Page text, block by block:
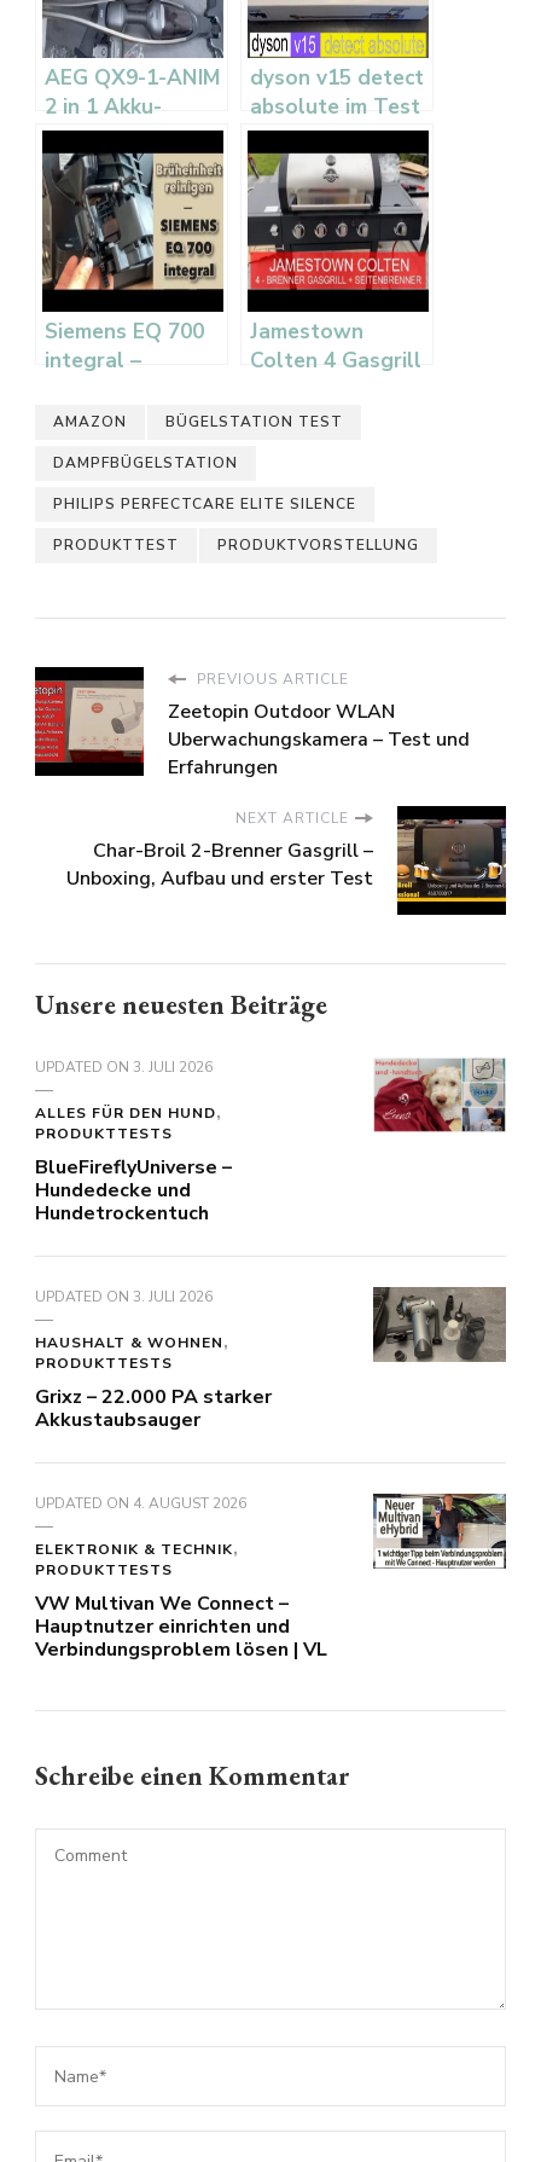
AEG QX9-1-ANIM
2 in 1 Akku-
Staubsauger im
Test
dyson v15 detect
absolute im Test
– Unboxing und
erster Eindruck
Siemens EQ 700
integral –
reinigen und
Kaffeevollautomat
im Test
Jamestown
Colten 4 Gasgrill
Aufbau und
AMAZON BÜGELSTATION TEST
DAMPFBÜGELSTATION
PHILIPS PERFECTCARE ELITE SILENCE
PRODUKTTEST PRODUKTVORSTELLUNG
PREVIOUS ARTICLE
Zeetopin Outdoor WLAN
Uberwachungskamera – Test und
Erfahrungen
NEXT ARTICLE
Char-Broil 2-Brenner Gasgrill –
Unboxing, Aufbau und erster Test
Unsere neuesten Beiträge
UPDATED ON 3. JULI 2026
ALLES FÜR DEN HUND
PRODUKTTESTS
BlueFireflyUniverse –
Hundedecke und
Hundetrockentuch
UPDATED ON 3. JULI 2026
HAUSHALT & WOHNEN
PRODUKTTESTS
Grixz – 22.000 PA starker
Akkustaubsauger
UPDATED ON 4. AUGUST 2026
ELEKTRONIK & TECHNIK
PRODUKTTESTS
VW Multivan We Connect –
Hauptnutzer einrichten und
Verbindungsproblem lösen | VL
Schreibe einen Kommentar